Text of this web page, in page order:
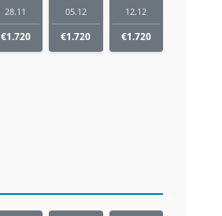
28.11
€1.720
05.12
€1.720
12.12
€1.720